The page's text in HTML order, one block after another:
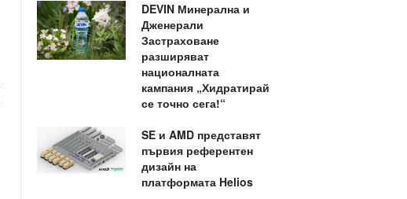
DEVIN Минерална и
Дженерали
Застраховане
разширяват
националната
кампания „Хидратирай
се точно сега!“
SE и AMD представят
първия референтен
дизайн на
платформата Helios